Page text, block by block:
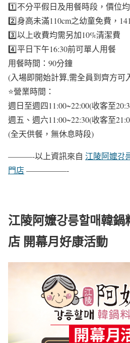
1️⃣不分平假日及用餐時段，價位
2️⃣身高未滿110cm之幼童免費，
3️⃣以上收費均需另加10%清潔費
4️⃣平日下午16:30前可單人用餐
用餐時間：90分鐘
(入場即開始計算,需全員到齊方可
⭐營業時間：
週日至週四11:00~22:00(收客至
週五、週六11:00~22:30(收客至
(全天供餐，無休息時段)
———-以上資訊來自 江陵阿嬤강
門店—————-
江陵阿嬤강릉할매韓
店 開幕月好康活動